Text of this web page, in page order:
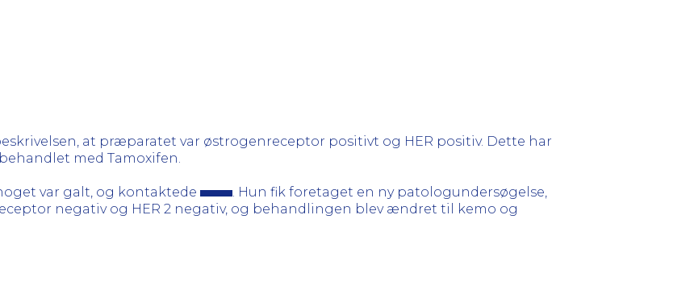
at præparatet var østrogenreceptor positivt og HER positiv. Dette har
med Tamoxifen.
var galt, og kontaktede
. Hun fik foretaget en ny patologundersøgelse,
negativ og HER 2 negativ, og behandlingen blev ændret til kemo og